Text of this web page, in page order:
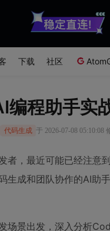
下载 社区
编程助手实
代码生成 于 2026-07-08 05:10:08
者，最近可能已经注意
生成和团队协作的AI助
场景出发，深入分析